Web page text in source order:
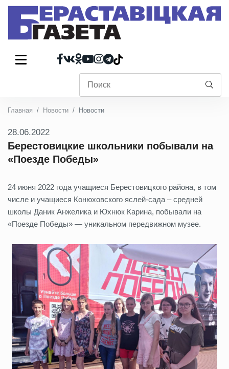
Главная Новости Новости
28.06.2022
Берестовицкие школьники побывали на
«Поезде Победы»
24 июня 2022 года учащиеся Берестовицкого района, в том
числе и учащиеся Конюховского яслей-сада – средней
школы Даник Анжелика и Юхнюк Карина, побывали на
«Поезде Победы» — уникальном передвижном музее.